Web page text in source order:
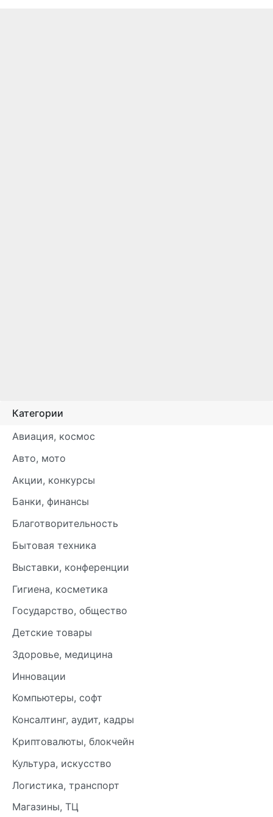
Категории
Авиация, космос
Авто, мото
Акции, конкурсы
Банки, финансы
Благотворительность
Бытовая техника
Выставки, конференции
Гигиена, косметика
Государство, общество
Детские товары
Здоровье, медицина
Инновации
Компьютеры, софт
Консалтинг, аудит, кадры
Криптовалюты, блокчейн
Культура, искусство
Логистика, транспорт
Магазины, ТЦ